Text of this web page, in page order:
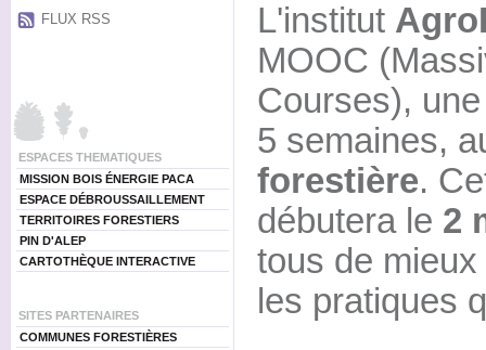
FLUX RSS
ESPACES THEMATIQUES
MISSION BOIS ÉNERGIE PACA
ESPACE DÉBROUSSAILLEMENT
TERRITOIRES FORESTIERS
PIN D'ALEP
CARTOTHÈQUE INTERACTIVE
SITES PARTENAIRES
COMMUNES FORESTIÈRES
L'institut
MOOC
Courses),
5 semaines,
forestière.
débutera le 2
tous de
les pratiques